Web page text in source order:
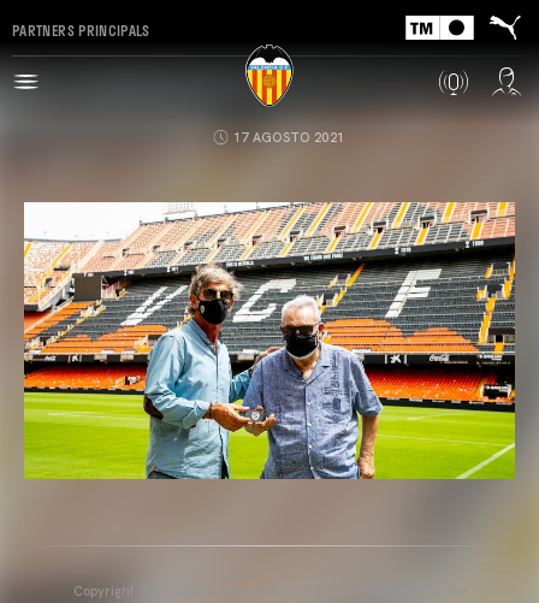
PARTNERS PRINCIPALS
17 AGOSTO 2021
Copyright 2013-2025 Valencia Club de Futbol. Es permet l'ús del